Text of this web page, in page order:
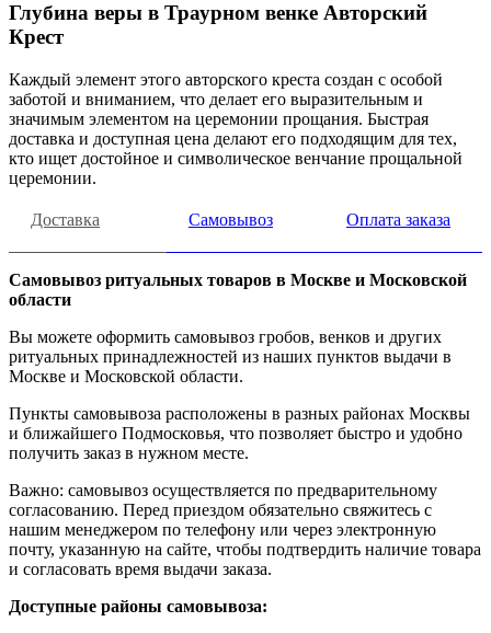
Глубина веры в Траурном венке Авторский
Крест
Каждый элемент этого авторского креста создан с особой
заботой и вниманием, что делает его выразительным и
значимым элементом на церемонии прощания. Быстрая
доставка и доступная цена делают его подходящим для тех,
кто ищет достойное и символическое венчание прощальной
церемонии.
Доставка Самовывоз Оплата заказа
Самовывоз ритуальных товаров в Москве и Московской
области
Вы можете оформить самовывоз гробов, венков и других
ритуальных принадлежностей из наших пунктов выдачи в
Москве и Московской области.
Пункты самовывоза расположены в разных районах Москвы
и ближайшего Подмосковья, что позволяет быстро и удобно
получить заказ в нужном месте.
Важно: самовывоз осуществляется по предварительному
согласованию. Перед приездом обязательно свяжитесь с
нашим менеджером по телефону или через электронную
почту, указанную на сайте, чтобы подтвердить наличие товара
и согласовать время выдачи заказа.
Доступные районы самовывоза: